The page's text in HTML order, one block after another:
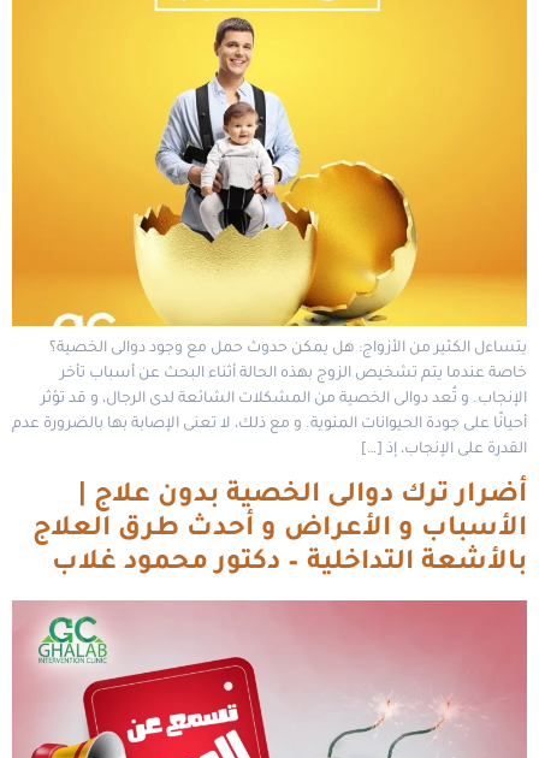
يتساءل الكثير من الأزواج: هل يمكن حدوث حمل مع وجود دوالى الخصية؟
خاصة عندما يتم تشخيص الزوج بهذه الحالة أثناء البحث عن أسباب تأخر
الإنجاب. و تُعد دوالى الخصية من المشكلات الشائعة لدى الرجال، و قد تؤثر
أحيانًا على جودة الحيوانات المنوية. و مع ذلك، لا تعنى الإصابة بها بالضرورة عدم
القدرة على الإنجاب، إذ […]
أضرار ترك دوالى الخصية بدون علاج |
الأسباب و الأعراض و أحدث طرق العلاج
بالأشعة التداخلية – دكتور محمود غلاب